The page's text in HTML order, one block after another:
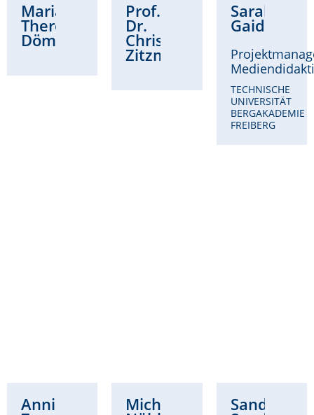
Maria
Theresa
Dömling
Prof.
Dr.
Christina
Zitzmann
Sarah
Gaidzik
TECHNISCHE
UNIVERSITÄT
BERGAKADEMIE
FREIBERG
Annikka Michaela Sandra